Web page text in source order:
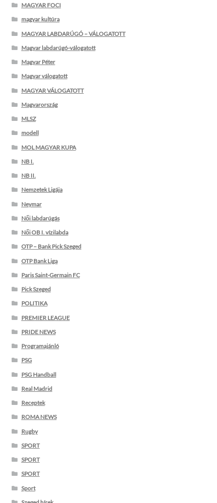
MAGYAR FOCI
magyar kultúra
MAGYAR LABDARÚGÓ – VÁLOGATOTT
Magyar labdarúgó-válogatott
Magyar Péter
Magyar válogatott
MAGYAR VÁLOGATOTT
Magyarország
MLSZ
modell
MOL MAGYAR KUPA
NB I.
NB II.
Nemzetek Ligája
Neymar
Női labdarúgás
Női OB I. vízilabda
OTP – Bank Pick Szeged
OTP Bank Liga
Paris Saint-Germain FC
Pick Szeged
POLITIKA
PREMIER LEAGUE
PRIDE NEWS
Programajánló
PSG
PSG Handball
Real Madrid
Receptek
ROMA NEWS
Rugby
SPORT
SPORT
SPORT
Sport